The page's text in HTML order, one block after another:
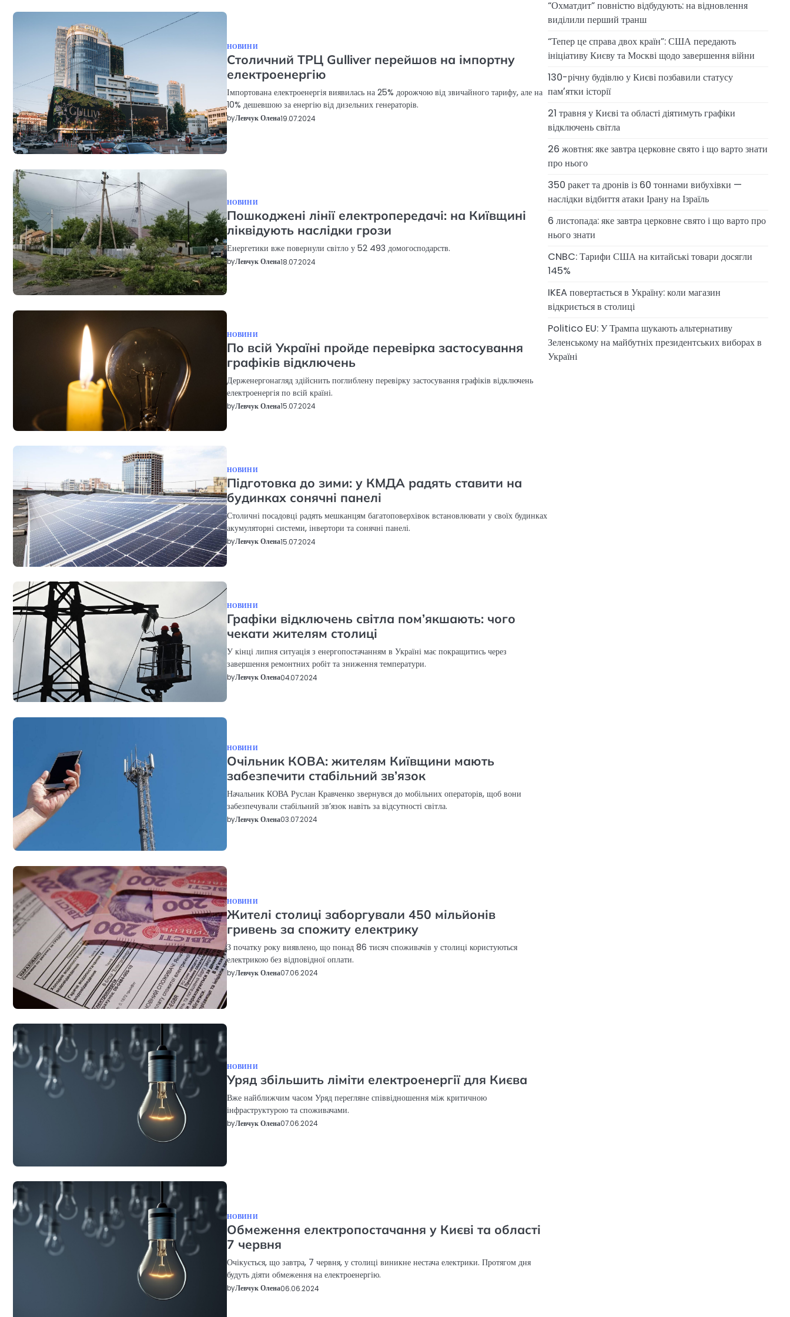
НОВИНИ
Столичний ТРЦ Gulliver перейшов на імпортну
електроенергію
Імпортована електроенергія виявилась на 25% дорожчою від звичайного тарифу, але на
10% дешевшою за енергію від дизельних генераторів.
byЛевчук Олена19.07.2024
НОВИНИ
Пошкоджені лінії електропередачі: на Київщині
ліквідують наслідки грози
Енергетики вже повернули світло у 52 493 домогосподарств.
byЛевчук Олена18.07.2024
НОВИНИ
По всій Україні пройде перевірка застосування
графіків відключень
Держенергонагляд здійснить поглиблену перевірку застосування графіків відключень
електроенергія по всій країні.
byЛевчук Олена15.07.2024
НОВИНИ
Підготовка до зими: у КМДА радять ставити на
будинках сонячні панелі
Столичні посадовці радять мешканцям багатоповерхівок встановлювати у своїх будинках
акумуляторні системи, інвертори та сонячні панелі.
byЛевчук Олена15.07.2024
НОВИНИ
Графіки відключень світла пом’якшають: чого
чекати жителям столиці
У кінці липня ситуація з енергопостачанням в Україні має покращитись через
завершення ремонтних робіт та зниження температури.
byЛевчук Олена04.07.2024
НОВИНИ
Очільник КОВА: жителям Київщини мають
забезпечити стабільний зв’язок
Начальник КОВА Руслан Кравченко звернувся до мобільних операторів, щоб вони
забезпечували стабільний зв’язок навіть за відсутності світла.
byЛевчук Олена03.07.2024
НОВИНИ
Жителі столиці заборгували 450 мільйонів
гривень за спожиту електрику
З початку року виявлено, що понад 86 тисяч споживачів у столиці користуються
електрикою без відповідної оплати.
byЛевчук Олена07.06.2024
НОВИНИ
Уряд збільшить ліміти електроенергії для Києва
Вже найближчим часом Уряд перегляне співвідношення між критичною
інфраструктурою та споживачами.
byЛевчук Олена07.06.2024
НОВИНИ
Обмеження електропостачання у Києві та області
7 червня
Очікується, що завтра, 7 червня, у столиці виникне нестача електрики. Протягом дня
будуть діяти обмеження на електроенергію.
byЛевчук Олена06.06.2024
“Охматдит” повністю відбудують: на відновлення
виділили перший транш
“Тепер це справа двох країн”: США передають
ініціативу Києву та Москві щодо завершення війни
130-річну будівлю у Києві позбавили статусу
памʼятки історії
21 травня у Києві та області діятимуть графіки
відключень світла
26 жовтня: яке завтра церковне свято і що варто знати
про нього
350 ракет та дронів із 60 тоннами вибухівки —
наслідки відбиття атаки Ірану на Ізраїль
6 листопада: яке завтра церковне свято і що варто про
нього знати
CNBC: Тарифи США на китайські товари досягли
145%
IKEA повертається в Україну: коли магазин
відкриється в столиці
Politico EU: У Трампа шукають альтернативу
Зеленському на майбутніх президентських виборах в
Україні